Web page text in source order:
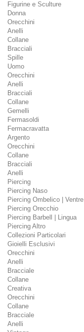
Figurine e Sculture
Donna
Orecchini
Anelli
Collane
Bracciali
Spille
Uomo
Orecchini
Anelli
Bracciali
Collane
Gemelli
Fermasoldi
Fermacravatta
Argento
Orecchini
Collane
Bracciali
Anelli
Piercing
Piercing Naso
Piercing Ombelico | Ventre
Piercing Orecchio
Piercing Barbell | Lingua
Piercing Altro
Collezioni Particolari
Gioielli Esclusivi
Orecchini
Anelli
Bracciale
Collane
Creativa
Orecchini
Collane
Bracciale
Anelli